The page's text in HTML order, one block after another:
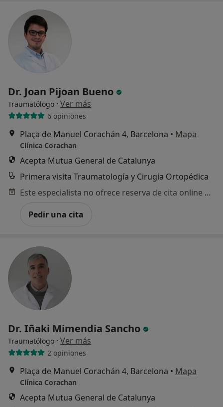
Dr. Joan Pijoan Bueno
Traumatólogo · Ver más
6 opiniones
Plaça de Manuel Corachán 4, Barcelona • Mapa
Clínica Corachan
Acepta Mutua General de Catalunya
Primera visita Traumatología y Cirugía Ortopédica
Este especialista no ofrece reserva de cita online en esta dirección.
Pedir una cita
Dr. Iñaki Mimendia Sancho
Traumatólogo · Ver más
2 opiniones
Plaça de Manuel Corachán 4, Barcelona • Mapa
Clínica Corachan
Acepta Mutua General de Catalunya